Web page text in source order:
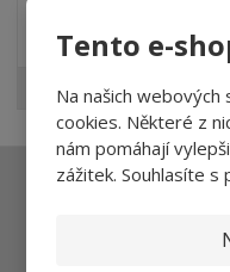
Tento e-
Na našich
cookies. Některé z
nám pomáhají
zážitek. Souhlasíte s
Akční nabídky
Doporučujeme